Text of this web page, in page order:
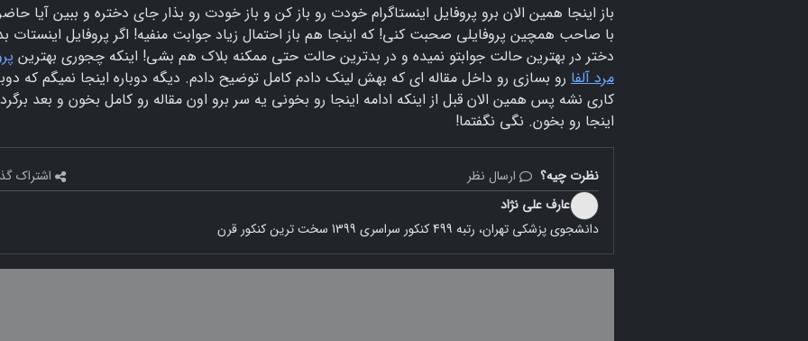
باز اینجا همین الان برو پروفایل اینستاگرام خودت رو باز کن و باز خودت رو بذار جای دختره و ببین آیا
با صاحب همچین پروفایلی صحبت کنی! که اینجا هم باز احتمال زیاد جوابت منفیه! اگر پروفایل اینستات
دختر در بهترین حالت جوابتو نمیده و در بدترین حالت حتی ممکنه بلاک هم بشی! اینکه چجوری بهترین
مرد آلفا رو بسازی رو داخل مقاله ای که بهش لینک دادم کامل توضیح دادم. دیگه دوباره اینجا نمیگم که
کاری نشه پس همین الان قبل از اینکه ادامه اینجا رو بخونی یه سر برو اون مقاله رو کامل بخون و بعد
اینجا رو بخون. نگی نگفتما!
نظرت چیه؟ ارسال نظر
اشتراک
عارف علی نژاد
دانشجوی پزشکی تهران، رتبه 499 کنکور سراسری 1399 سخت ترین کنکور قرن